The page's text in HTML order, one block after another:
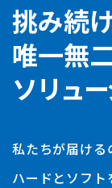
挑み続
唯一無
ソリュ
私たちが届ける
ハードとソフト